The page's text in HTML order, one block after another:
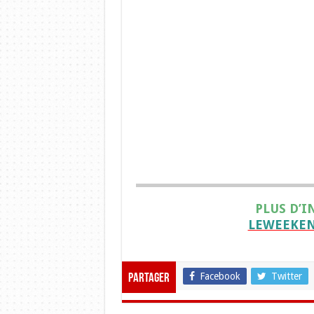
PLUS
Partager Facebook Twitter